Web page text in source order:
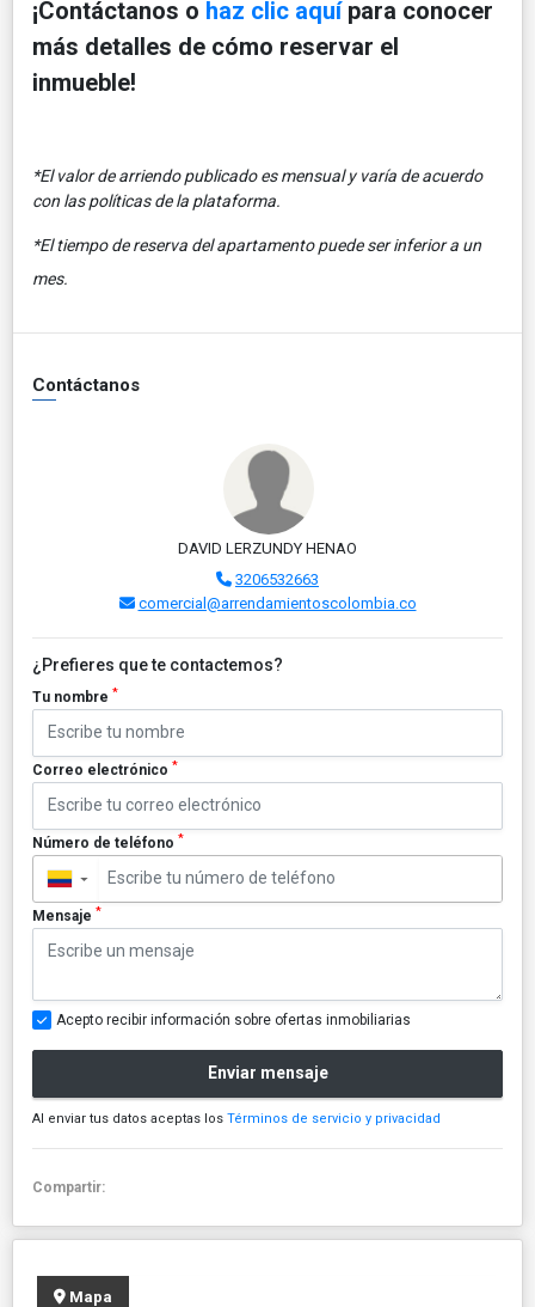
¡Contáctanos o haz clic aquípara conocer
más detalles de cómo reservar el
inmueble!
*El valor de arriendo publicado es mensual y varía de acuerdo
con las políticas de la plataforma.
*El tiempo de reserva del apartamento puede ser inferior a un
mes.
Contáctanos
DAVID LERZUNDY HENAO
3206532663
comercial@arrendamientoscolombia.co
¿Prefieres que te contactemos?
Tu nombre *
Correo electrónico *
Número de teléfono *
▼
Mensaje *
Acepto recibir información sobre ofertas inmobiliarias
Enviar mensaje
Al enviar tus datos aceptas los Términos de servicio y privacidad
Compartir:
Mapa